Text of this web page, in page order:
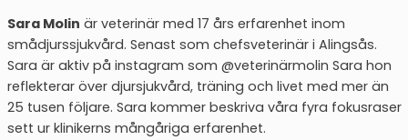
Sara Molin är veterinär med 17 års erfarenhet inom
smådjurssjukvård. Senast som chefsveterinär i Alingsås.
Sara är aktiv på instagram som @veterinärmolin Sara hon
reflekterar över djursjukvård, träning och livet med mer än
25 tusen följare. Sara kommer beskriva våra fyra fokusraser
sett ur klinikerns mångåriga erfarenhet.